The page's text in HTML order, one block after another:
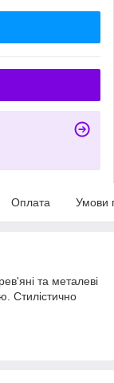
Оплата Умови
та металеві
Стилістично